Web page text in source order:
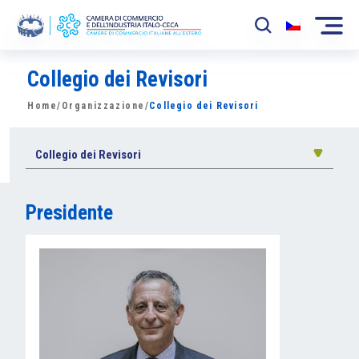
La Camera
News
Eventi
Soci
Collegio dei Revisori
Home/ Organizzazione/Collegio dei Revisori
Collegio dei Revisori
Presidente